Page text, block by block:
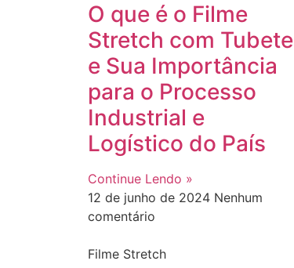
O que é o Filme
Stretch com Tubete
e Sua Importância
para o Processo
Industrial e
Logístico do País
Continue Lendo »
12 de junho de 2024 Nenhum
comentário
Filme Stretch